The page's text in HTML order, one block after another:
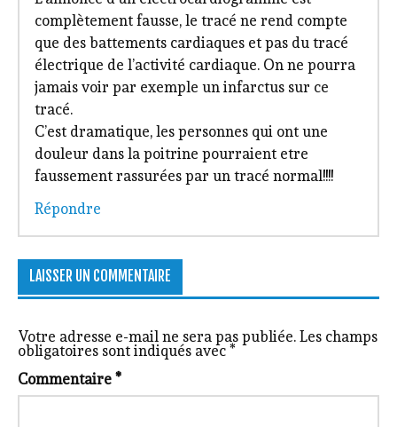
complètement fausse, le tracé ne rend compte
que des battements cardiaques et pas du tracé
électrique de l’activité cardiaque. On ne pourra
jamais voir par exemple un infarctus sur ce
tracé.
C’est dramatique, les personnes qui ont une
douleur dans la poitrine pourraient etre
faussement rassurées par un tracé normal!!!!
Répondre
LAISSER UN COMMENTAIRE
Votre adresse e-mail ne sera pas publiée. Les champs
obligatoires sont indiqués avec*
Commentaire*